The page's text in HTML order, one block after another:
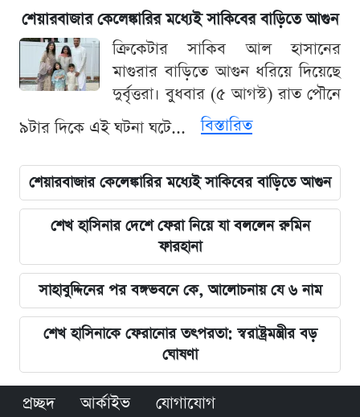
শেয়ারবাজার কেলেঙ্কারির মধ্যেই সাকিবের বাড়িতে আগুন
ক্রিকেটার সাকিব আল হাসানের
মাগুরার বাড়িতে আগুন ধরিয়ে দিয়েছে
দুর্বৃত্তরা। বুধবার (৫ আগস্ট) রাত পৌনে
৯টার দিকে এই ঘটনা ঘটে...
বিস্তারিত
শেয়ারবাজার কেলেঙ্কারির মধ্যেই সাকিবের বাড়িতে আগুন
শেখ হাসিনার দেশে ফেরা নিয়ে যা বললেন রুমিন
ফারহানা
সাহাবুদ্দিনের পর বঙ্গভবনে কে, আলোচনায় যে ৬ নাম
শেখ হাসিনাকে ফেরানোর তৎপরতা: স্বরাষ্ট্রমন্ত্রীর বড়
ঘোষণা
প্রচ্ছদ আর্কাইভ যোগাযোগ